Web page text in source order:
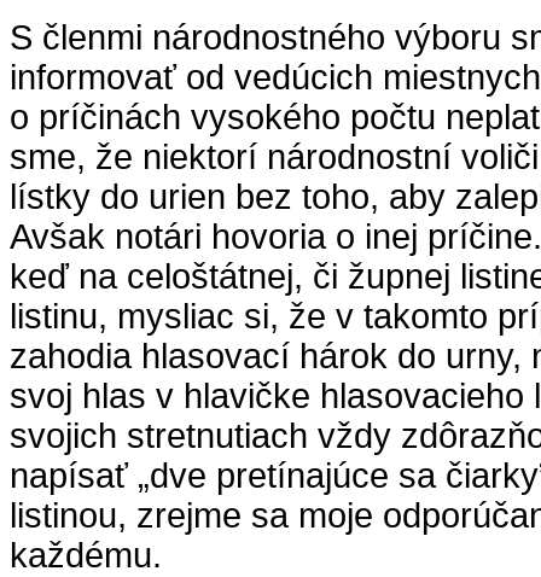
S členmi národnostného výboru
informovať od vedúcich
o príčinách vysokého počtu
sme, že niektorí národnostní
lístky do urien bez toho, aby
Avšak notári hovoria o inej
keď na celoštátnej, či župnej
listinu, mysliac si, že v takomto
zahodia hlasovací hárok do urny,
svoj hlas v hlavičke hlasovacieho
svojich stretnutiach vždy
napísať „dve pretínajúce sa
listinou, zrejme sa moje
každému.